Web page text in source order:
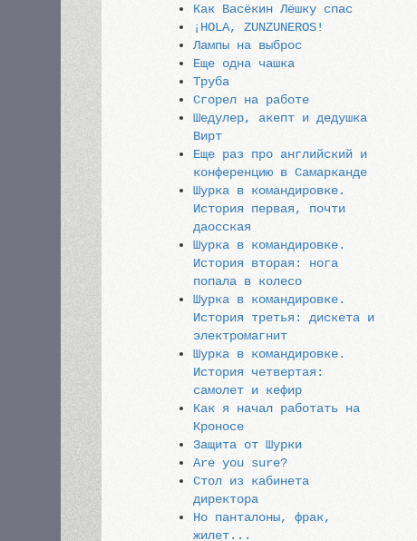
Как Васёкин Лёшку спас
¡HOLA, ZUNZUNEROS!
Лампы на выброс
Еще одна чашка
Труба
Сгорел на работе
Шедулер, акепт и дедушка
Вирт
Еще раз про английский и
конференцию в Самарканде
Шурка в командировке.
История первая, почти
даосская
Шурка в командировке.
История вторая: нога
попала в колесо
Шурка в командировке.
История третья: дискета и
электромагнит
Шурка в командировке.
История четвертая:
самолет и кефир
Как я начал работать на
Кроносе
Защита от Шурки
Are you sure?
Стол из кабинета
директора
Но панталоны, фрак,
жилет...